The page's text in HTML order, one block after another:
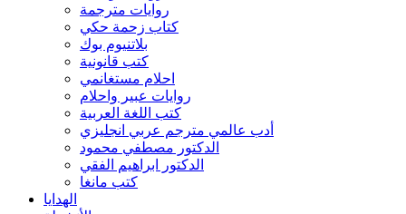
روايات مترجمة
كتاب زحمة حكي
بلاتنيوم بوك
كتب قانونية
احلام مستغانمي
روايات عبير واحلام
كتب اللغة العربية
أدب عالمي مترجم عربي انجليزي
الدكتور مصطفي محمود
الدكتور ابراهيم الفقي
كتب مانغا
الهدايا